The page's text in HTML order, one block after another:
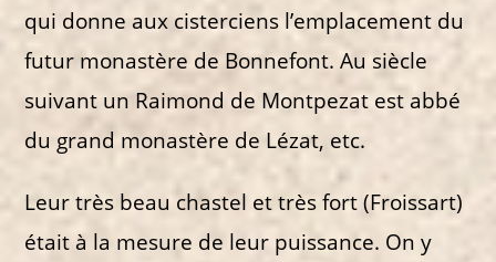
qui donne aux cisterciens l’emplacement du
futur monastère de Bonnefont. Au siècle
suivant un Raimond de Montpezat est abbé
du grand monastère de Lézat, etc.
Leur très beau chastel et très fort (Froissart)
était à la mesure de leur puissance. On y